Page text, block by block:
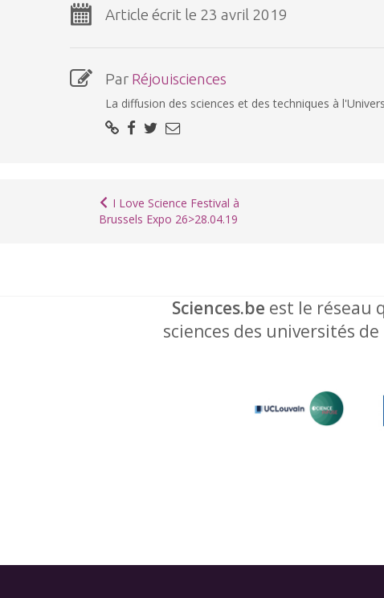
Article écrit le 23 avril 2019
Par Réjouisciences
La diffusion des sciences et des techniques à
I Love Science Festival à
Brussels Expo 26>28.04.19
Sciences.be est le réseau
sciences des universités